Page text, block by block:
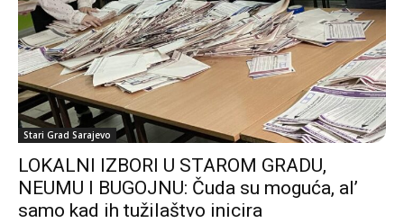
Stari Grad Sarajevo
LOKALNI IZBORI U STAROM GRADU,
NEUMU I BUGOJNU: Čuda su moguća, al’
samo kad ih tužilaštvo inicira